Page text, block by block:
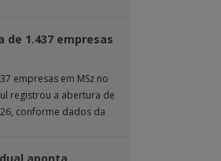
1.437 empresas
empresas em MSz no
registrou a abertura de
conforme dados da